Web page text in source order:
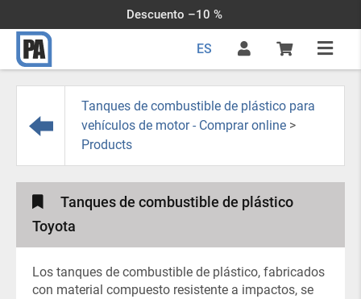
Descuento –10 %
ES
Tanques de combustible de plástico para
vehículos de motor - Comprar online >
Products
Tanques de combustible de plástico
Toyota
Los tanques de combustible de plástico, fabricados
con material compuesto resistente a impactos, se